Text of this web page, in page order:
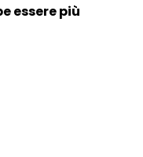
essere più